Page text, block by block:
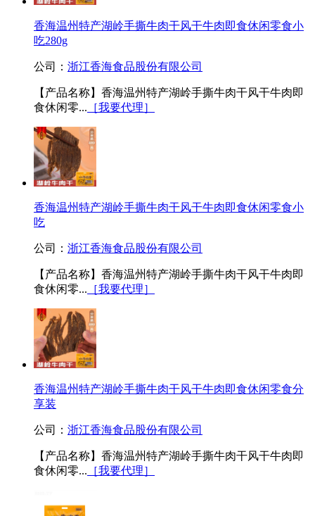
香海温州特产湖岭手撕牛肉干风干牛肉即食休闲零食小
吃280g
公司： 浙江香海食品股份有限公司
【产品名称】香海温州特产湖岭手撕牛肉干风干牛肉即
食休闲零... ［我要代理］
香海温州特产湖岭手撕牛肉干风干牛肉即食休闲零食小
吃
公司： 浙江香海食品股份有限公司
【产品名称】香海温州特产湖岭手撕牛肉干风干牛肉即
食休闲零... ［我要代理］
香海温州特产湖岭手撕牛肉干风干牛肉即食休闲零食分
享装
公司： 浙江香海食品股份有限公司
【产品名称】香海温州特产湖岭手撕牛肉干风干牛肉即
食休闲零... ［我要代理］